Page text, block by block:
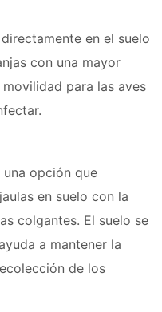
en el suelo
con una mayor
para las aves
una opción que
en suelo con la
colgantes. El suelo se
a mantener la
de los